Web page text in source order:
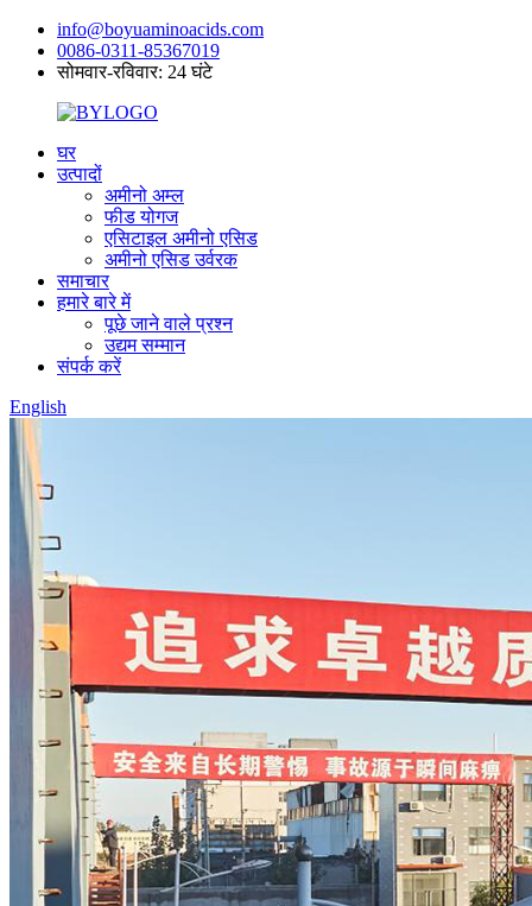
info@boyuaminoacids.com
0086-0311-85367019
सोमवार-रविवार: 24 घंटे
घर
उत्पादों
अमीनो अम्ल
फीड योगज
एसिटाइल अमीनो एसिड
अमीनो एसिड उर्वरक
समाचार
हमारे बारे में
पूछे जाने वाले प्रश्न
उद्यम सम्मान
संपर्क करें
English